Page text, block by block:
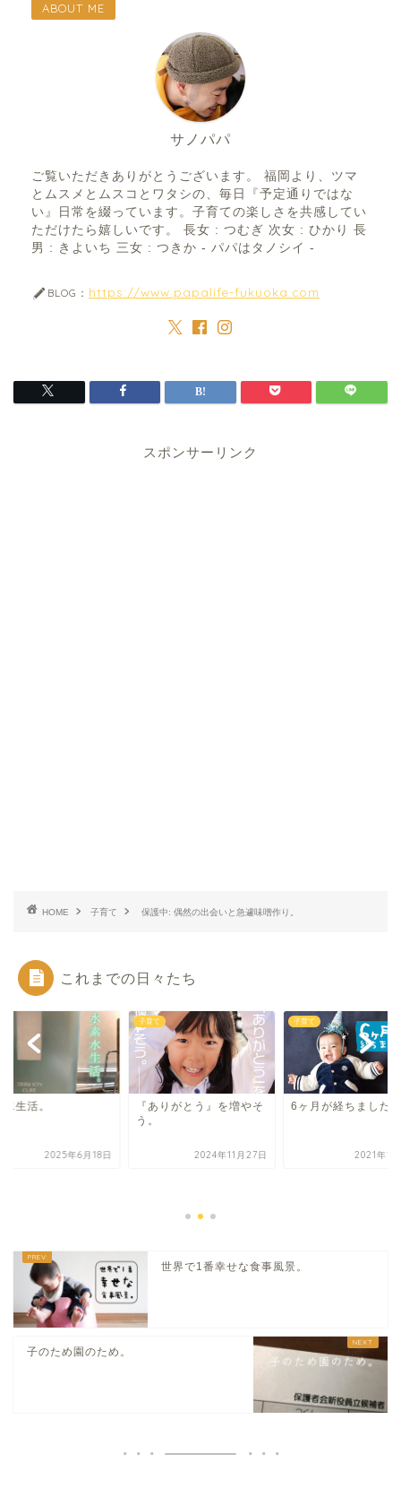
ABOUT ME
サノパパ
ご覧いただきありがとうございます。 福岡より、ツマ
とムスメとムスコとワタシの、毎日『予定通りではな
い』日常を綴っています。子育ての楽しさを共感してい
ただけたら嬉しいです。 長女 : つむぎ 次女 : ひかり 長
男 : きよいち 三女 : つきか - パパはタノシイ -
BLOG： https://www.papalife-fukuoka.com
スポンサーリンク
HOME 子育て 保護中: 偶然の出会いと急遽味噌作り。
これまでの日々たち
生活。
2025年6月18日
子育て
『ありがとう』を増やそ
う。
2024年11月27日
子育て
6ヶ月が経ちました
2021年1
世界で1番幸せな食事風景。
子のため園のため。